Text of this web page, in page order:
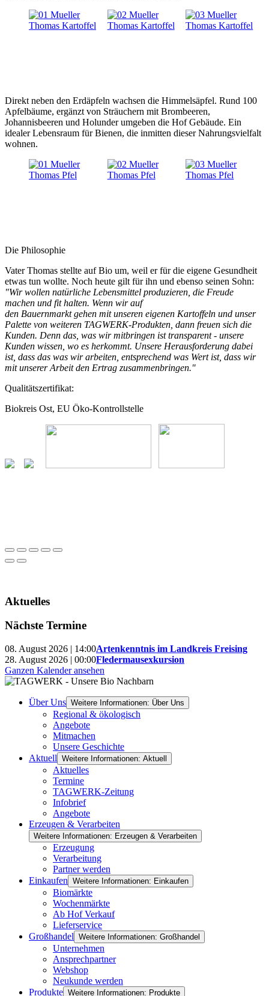
Direkt neben den Erdäpfeln wachsen die Himmelsäpfel. Rund 100
Apfelbäume, ergänzt von Sträuchern mit Brombeeren,
Johannisbeeren und Holunder umgeben die Hof Gebäude. Ein
idealer Lebensraum für Bienen, die inmitten dieser Nahrungsvielfalt
wohnen.
Die Philosophie
Vater Thomas stellte auf Bio um, weil er für die eigene Gesundheit
etwas tun wollte. Noch heute gilt für ihn und ebenso seinen Sohn:
"Wir wollen natürliche Lebensmittel produzieren, die Freude
machen und fit halten. Wenn wir auf
den Bauernmarkt gehen mit unseren eigenen Kartoffeln und unser
Palette von weiteren TAGWERK-Produkten, dann freuen sich die
Kunden. Denn das, was wir mitbringen ist transparent - unsere
Kunden wissen, wo es herkommt. Unsere Herausforderung dabei
ist, dass das was wir arbeiten, entsprechend was Wert ist, dass wir
mit unserer Arbeit den Ertrag zusammenbringen."
Qualitätszertifikat:
Biokreis Ost, EU Öko-Kontrollstelle
Aktuelles
Nächste Termine
08. August 2026 | 14:00Artenkenntnis im Landkreis Freising
28. August 2026 | 00:00Fledermausexkursion
Ganzen Kalender ansehen
Über Uns Weitere Informationen: Über Uns
Regional & ökologisch
Angebote
Mitmachen
Unsere Geschichte
Aktuell Weitere Informationen: Aktuell
Aktuelles
Termine
TAGWERK-Zeitung
Infobrief
Angebote
Erzeugen & Verarbeiten
Weitere Informationen: Erzeugen & Verarbeiten
Erzeugung
Verarbeitung
Partner werden
Einkaufen Weitere Informationen: Einkaufen
Biomärkte
Wochenmärkte
Ab Hof Verkauf
Lieferservice
Großhandel Weitere Informationen: Großhandel
Unternehmen
Ansprechpartner
Webshop
Neukunde werden
Produkte Weitere Informationen: Produkte